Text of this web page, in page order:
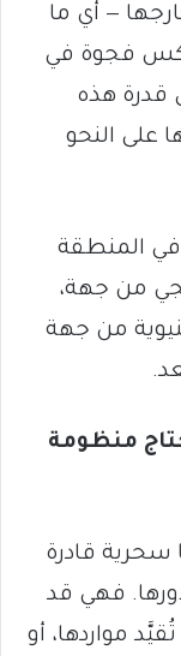
خارجها — أي ما
فجوة في
قدرة هذه
على النحو
في المنطقة
من جهة،
من جهة
منظومة
قادرة
فهي قد
مواردها، أو